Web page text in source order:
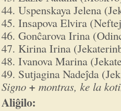
44. Uspenskaya Jelena
45. Insapova Elvira
46. Gonĉarova Irina
47. Kirina Irina
48. Ivanova Marina
49. Sutjagina Nadeĵda
Signo + montras, ke la
Aliĝilo: